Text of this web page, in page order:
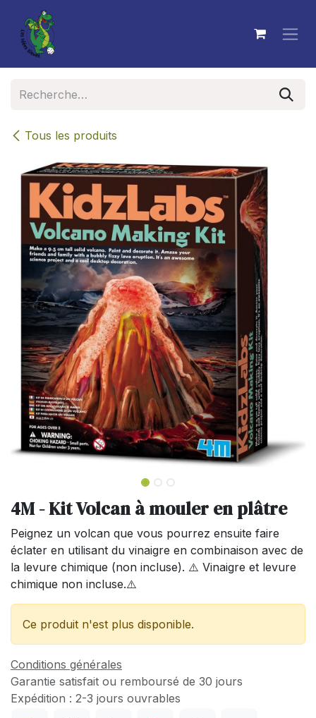
Se rendre au contenu
Tous les produits
4M - Kit Volcan à mouler en plâtre
Peignez un volcan que vous pourrez ensuite faire
éclater en utilisant du vinaigre en combinaison avec de
la levure chimique (non incluse). ⚠️ Vinaigre et levure
chimique non incluse.⚠️
Ce produit n'est plus disponible.
Conditions générales
Garantie satisfait ou remboursé de 30 jours
Expédition : 2-3 jours ouvrables